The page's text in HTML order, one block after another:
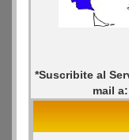
*Suscribite al
mail